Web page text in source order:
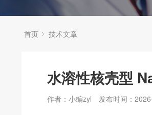
首页 技术文章
水溶性核壳型
作者：小编zyl 发布时间：